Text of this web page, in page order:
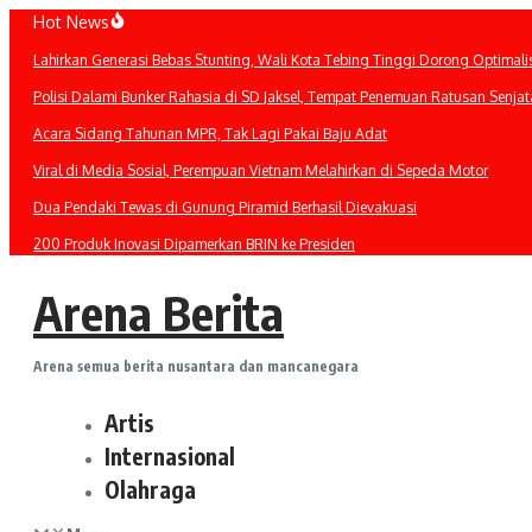
Lewati
konten
Hot News
Lahirkan Generasi Bebas Stunting, Wali Kota Tebing Tinggi Dorong
Polisi Dalami Bunker Rahasia di SD Jaksel, Tempat Penemuan Ratusan
Acara Sidang Tahunan MPR, Tak Lagi Pakai Baju Adat
Viral di Media Sosial, Perempuan Vietnam Melahirkan di Sepeda Motor
Dua Pendaki Tewas di Gunung Piramid Berhasil Dievakuasi
200 Produk Inovasi Dipamerkan BRIN ke Presiden
Arena Berita
Arena semua berita nusantara dan mancanegara
Artis
Internasional
Olahraga